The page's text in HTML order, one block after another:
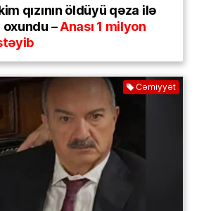
qızının öldüyü qəza ilə
oxundu –Anası 1 milyon
Cəmiyyət